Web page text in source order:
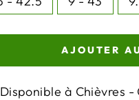
AJOUTER
Disponible à Chièvres -